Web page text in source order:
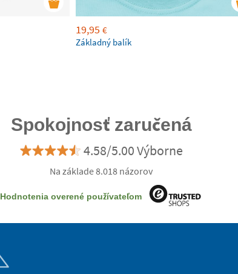
19,95 €
Základný balík
Spokojnosť zaručená
4.58/5.00 Výborne
Na základe 8.018 názorov
Hodnotenia overené používateľom